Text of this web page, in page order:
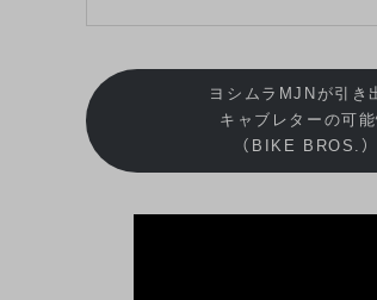
ヨシムラMJNが引き
キャブレターの可能
（BIKE BROS.）